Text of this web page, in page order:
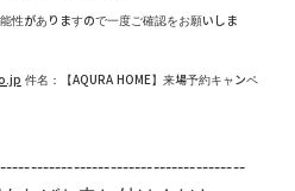
性がありますので一度ご確認をお願いしま
件名：【AQURA HOME】来場予約キャンペ